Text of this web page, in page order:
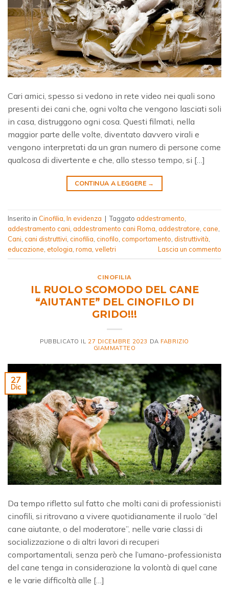
Cari amici, spesso si vedono in rete video nei quali sono
presenti dei cani che, ogni volta che vengono lasciati soli
in casa, distruggono ogni cosa. Questi filmati, nella
maggior parte delle volte, diventato davvero virali e
vengono interpretati da un gran numero di persone come
qualcosa di divertente e che, allo stesso tempo, si […]
CONTINUA A LEGGERE →
Inserito in Cinofilia, In evidenza | Taggato addestramento,
addestramento cani, addestramento cani Roma, addestratore, cane,
Cani, cani distruttivi, cinofilia, cinofilo, comportamento, distruttività,
educazione, etologia, roma, velletri Lascia un commento
CINOFILIA
IL RUOLO SCOMODO DEL CANE
“AIUTANTE” DEL CINOFILO DI
GRIDO!!!
PUBBLICATO IL 27 DICEMBRE 2023 DA FABRIZIO
GIAMMATTEO
27
Dic
Da tempo rifletto sul fatto che molti cani di professionisti
cinofili, si ritrovano a vivere quotidianamente il ruolo “del
cane aiutante, o del moderatore”, nelle varie classi di
socializzazione o di altri lavori di recuperi
comportamentali, senza però che l’umano-professionista
del cane tenga in considerazione la volontà di quel cane
e le varie difficoltà alle […]